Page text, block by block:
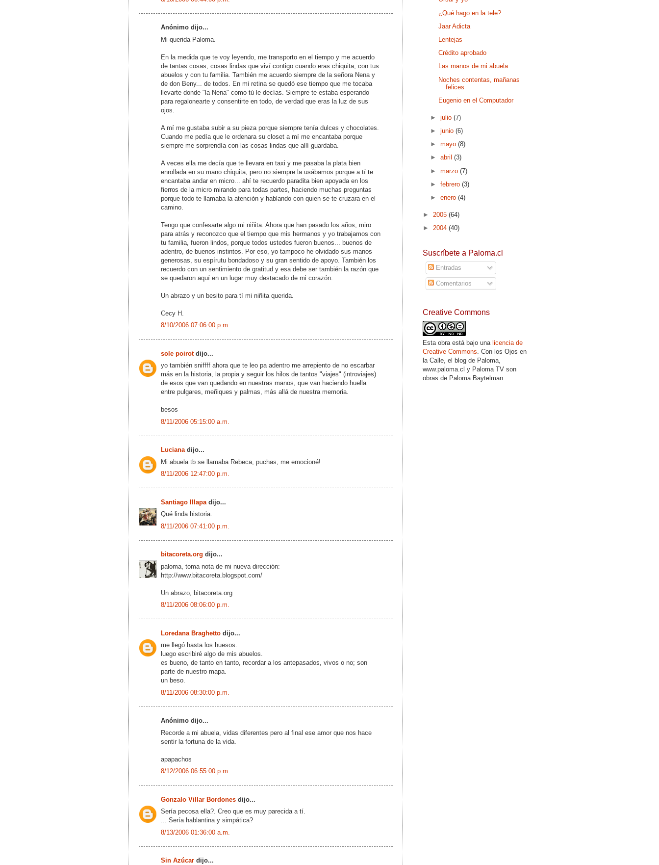
Anónimo dijo...
Mi querida Paloma.
En la medida que te voy leyendo, me transporto en el tiempo y me acuerdo
de tantas cosas, cosas lindas que viví contigo cuando eras chiquita, con tus
abuelos y con tu familia. También me acuerdo siempre de la señora Nena y
de don Beny... de todos. En mi retina se quedó ese tiempo que me tocaba
llevarte donde "la Nena" como tú le decías. Siempre te estaba esperando
para regalonearte y consentirte en todo, de verdad que eras la luz de sus
ojos.
A mí me gustaba subir a su pieza porque siempre tenía dulces y chocolates.
Cuando me pedía que le ordenara su closet a mí me encantaba porque
siempre me sorprendía con las cosas lindas que allí guardaba.
A veces ella me decía que te llevara en taxi y me pasaba la plata bien
enrollada en su mano chiquita, pero no siempre la usábamos porque a tí te
encantaba andar en micro... ahí te recuerdo paradita bien apoyada en los
fierros de la micro mirando para todas partes, haciendo muchas preguntas
porque todo te llamaba la atención y hablando con quien se te cruzara en el
camino.
Tengo que confesarte algo mi niñita. Ahora que han pasado los años, miro
para atrás y reconozco que el tiempo que mis hermanos y yo trabajamos con
tu familia, fueron lindos, porque todos ustedes fueron buenos... buenos de
adentro, de buenos instintos. Por eso, yo tampoco he olvidado sus manos
generosas, su espírutu bondadoso y su gran sentido de apoyo. También los
recuerdo con un sentimiento de gratitud y esa debe ser también la razón que
se quedaron aquí en un lugar muy destacado de mi corazón.
Un abrazo y un besito para tí mi niñita querida.
Cecy H.
8/10/2006 07:06:00 p.m.
sole poirotdijo...
yo también sniffff ahora que te leo pa adentro me arrepiento de no escarbar
más en la historia, la propia y seguir los hilos de tantos "viajes" (introviajes)
de esos que van quedando en nuestras manos, que van haciendo huella
entre pulgares, meñiques y palmas, más allá de nuestra memoria.
besos
8/11/2006 05:15:00 a.m.
Lucianadijo...
Mi abuela tb se llamaba Rebeca, puchas, me emocioné!
8/11/2006 12:47:00 p.m.
Santiago Illapa dijo...
Qué linda historia.
8/11/2006 07:41:00 p.m.
bitacoreta.org dijo...
paloma, toma nota de mi nueva dirección:
http://www.bitacoreta.blogspot.com/
Un abrazo, bitacoreta.org
8/11/2006 08:06:00 p.m.
Loredana Braghetto dijo...
me llegó hasta los huesos.
luego escribiré algo de mis abuelos.
es bueno, de tanto en tanto, recordar a los antepasados, vivos o no; son
parte de nuestro mapa.
un beso.
8/11/2006 08:30:00 p.m.
Anónimo dijo...
Recorde a mi abuela, vidas diferentes pero al final ese amor que nos hace
sentir la fortuna de la vida.
apapachos
8/12/2006 06:55:00 p.m.
Gonzalo Villar Bordones dijo...
Sería pecosa ella?. Creo que es muy parecida a tí.
... Sería hablantina y simpática?
8/13/2006 01:36:00 a.m.
Sin Azúcar dijo...
¿Qué hago en la tele?
Jaar Adicta
Lentejas
Crédito aprobado
Las manos de mi abuela
Noches contentas, mañanas
felices
Eugenio en el Computador
►julio(7)
►junio(6)
►mayo(8)
►abril(3)
►marzo(7)
►febrero(3)
►enero(4)
► 2005 (64)
► 2004 (40)
Suscríbete a Paloma.cl
Entradas
Comentarios
Creative Commons
Esta obra está bajo una licencia de
Creative Commons . Con los Ojos en
la Calle, el blog de Paloma,
www.paloma.cl y Paloma TV son
obras de Paloma Baytelman.